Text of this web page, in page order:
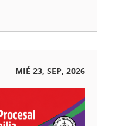
MIÉ 23, SEP, 2026